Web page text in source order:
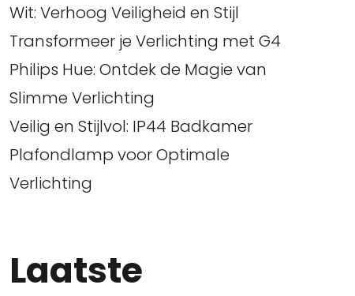
Wit: Verhoog Veiligheid en Stijl
Transformeer je Verlichting met G4
Philips Hue: Ontdek de Magie van
Slimme Verlichting
Veilig en Stijlvol: IP44 Badkamer
Plafondlamp voor Optimale
Verlichting
Laatste